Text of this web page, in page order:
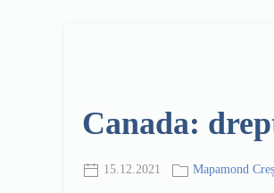
Canada:
15.12.2021 Mapamond